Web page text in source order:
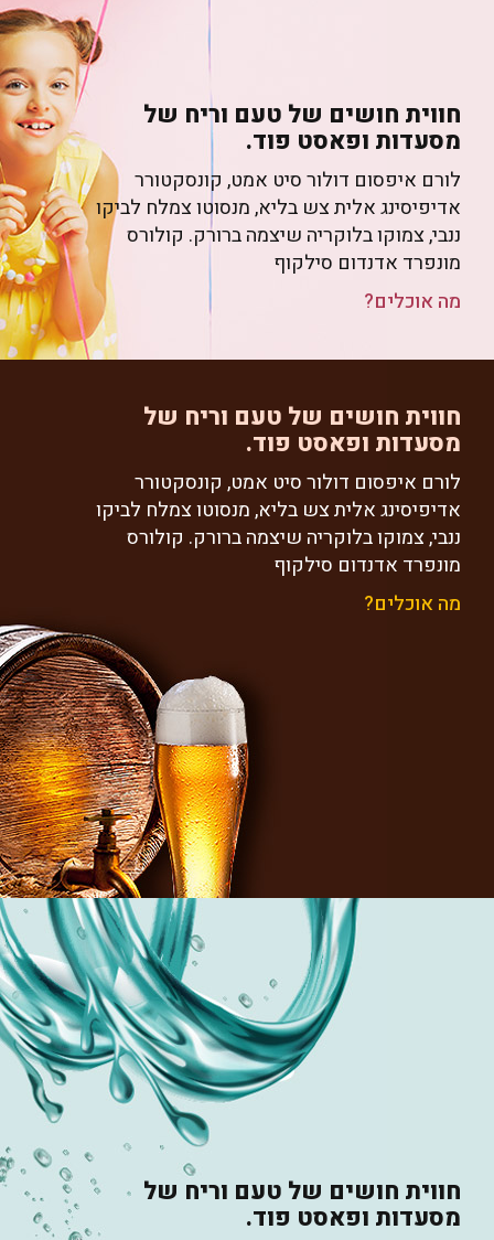
חווית חושים של טעם וריח של
מסעדות ופאסט פוד.
לורם איפסום דולור סיט אמט, קונסקטורר
אדיפיסינג אלית צש בליא, מנסוטו צמלח לביקו
ננבי, צמוקו בלוקריה שיצמה ברורק. קולורס
מונפרד אדנדום סילקוף
מה אוכלים?
חווית חושים של טעם וריח של
מסעדות ופאסט פוד.
לורם איפסום דולור סיט אמט, קונסקטורר
אדיפיסינג אלית צש בליא, מנסוטו צמלח לביקו
ננבי, צמוקו בלוקריה שיצמה ברורק. קולורס
מונפרד אדנדום סילקוף
מה אוכלים?
חווית חושים של טעם וריח של
מסעדות ופאסט פוד.